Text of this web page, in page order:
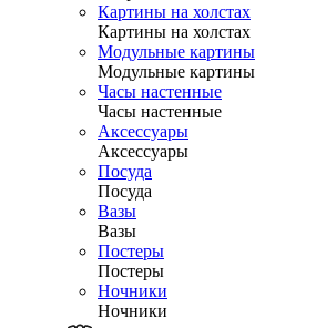
Картины на холстах
Картины на холстах
Модульные картины
Модульные картины
Часы настенные
Часы настенные
Аксессуары
Аксессуары
Посуда
Посуда
Вазы
Вазы
Постеры
Постеры
Ночники
Ночники